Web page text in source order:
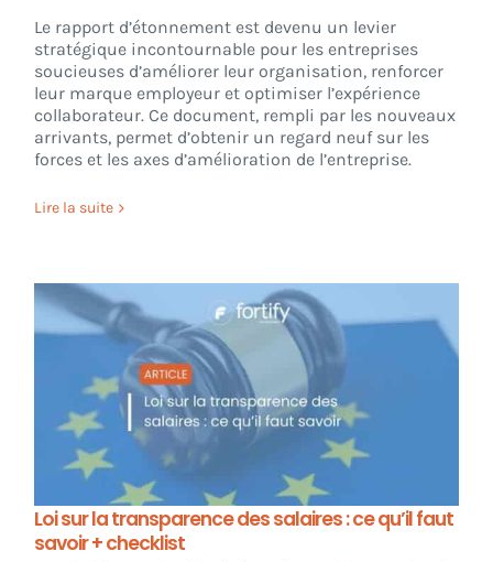
Le rapport d’étonnement est devenu un levier
stratégique incontournable pour les entreprises
soucieuses d’améliorer leur organisation, renforcer
leur marque employeur et optimiser l’expérience
collaborateur. Ce document, rempli par les nouveaux
arrivants, permet d’obtenir un regard neuf sur les
forces et les axes d’amélioration de l’entreprise.
Lire la suite
Loi sur la transparence des salaires : ce qu’il faut
savoir + checklist